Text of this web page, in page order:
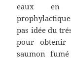
eaux en
pas idée du
pour obtenir
saumon